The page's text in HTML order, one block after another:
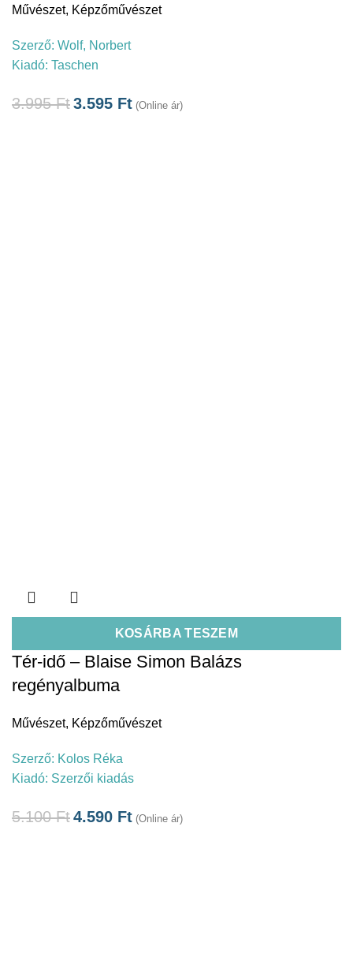
Művészet, Képzőművészet
Szerző: Wolf, Norbert
Kiadó: Taschen
3.995Ft3.595 Ft (Online ár)
KOSÁRBA TESZEM
Tér-idő – Blaise Simon Balázs
regényalbuma
Művészet, Képzőművészet
Szerző: Kolos Réka
Kiadó: Szerzői kiadás
5.100Ft4.590 Ft (Online ár)